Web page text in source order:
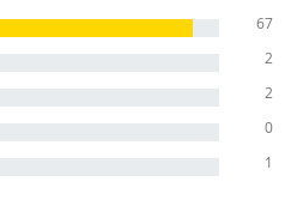
67
2
2
0
1